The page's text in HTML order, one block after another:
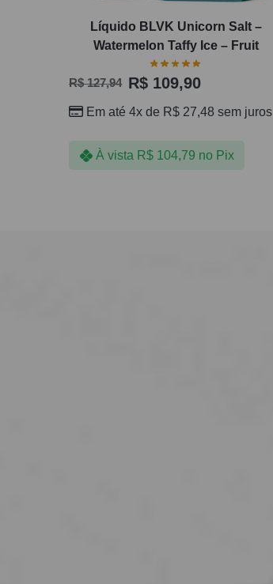
Líquido BLVK Unicorn Salt –
Watermelon Taffy Ice – Fruit
R$127,94 R$ 109,90
Em até 4x de R$ 27,48 sem juros
À vista R$104,79 no Pix